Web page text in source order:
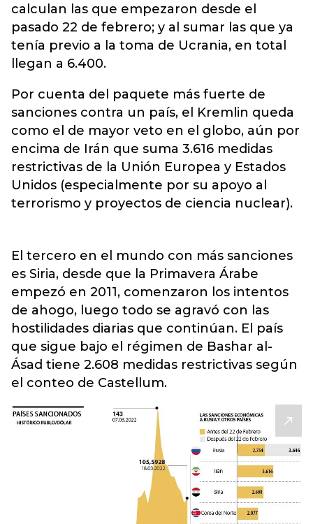
calculan las que empezaron desde el
pasado 22 de febrero; y al sumar las que ya
tenía previo a la toma de Ucrania, en total
llegan a 6.400.
Por cuenta del paquete más fuerte de
sanciones contra un país, el Kremlin queda
como el de mayor veto en el globo, aún por
encima de Irán que suma 3.616 medidas
restrictivas de la Unión Europea y Estados
Unidos (especialmente por su apoyo al
terrorismo y proyectos de ciencia nuclear).
El tercero en el mundo con más sanciones
es Siria, desde que la Primavera Árabe
empezó en 2011, comenzaron los intentos
de ahogo, luego todo se agravó con las
hostilidades diarias que continúan. El país
que sigue bajo el régimen de Bashar al-
Ásad tiene 2.608 medidas restrictivas según
el conteo de Castellum.